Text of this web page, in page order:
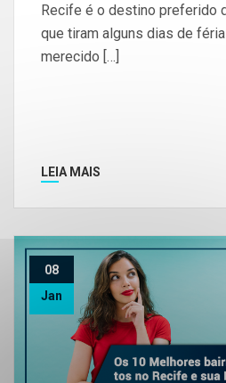
Recife é o destino preferido
que tiram alguns dias de
merecido […]
LEIA MAIS
08
Jan